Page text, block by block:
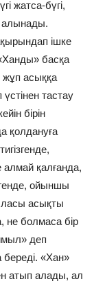
жатса-бүгі,
алынады.
ішке
басқа
жұп асыққа
тастау
бірін
қолдануға
алмай қалғанда,
ойыншы
асықты
не болмаса бір
деп
«Хан»
атып алады, ал